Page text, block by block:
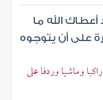
الله ما
على أن يتوجوه
وماشيا وردفا على